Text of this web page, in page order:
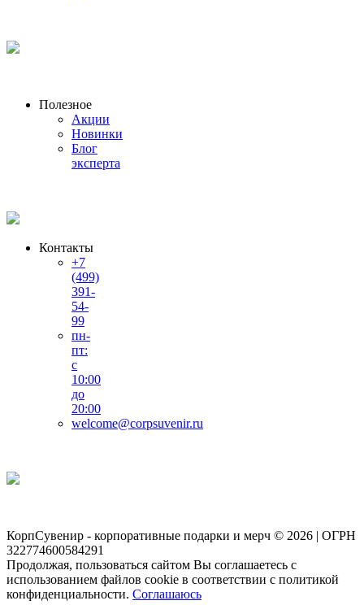
Полезное
Акции
Новинки
Блог
эксперта
Контакты
+7
(499)
391-
54-
99
пн-
пт:
с
10:00
до
20:00
welcome@corpsuvenir.ru
КорпСувенир - корпоративные подарки и мерч © 2026 | ОГРН
322774600584291
Продолжая, пользоваться сайтом Вы соглашаетесь с
использованием файлов cookie в соответствии с политикой
конфиденциальности. Соглашаюсь